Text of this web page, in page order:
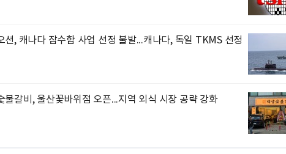
션, 캐나다 잠수함 사업 선정 불발...캐나다, 독일 TKMS 선정
불갈비, 울산꽃바위점 오픈...지역 외식 시장 공략 강화